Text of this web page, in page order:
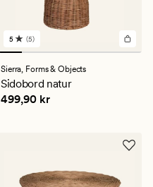
5
omdömen
med
ett
genomsnittligt
betyg
5 (5)
Sierra, Forms & Objects
Sidobord natur
Pris 499,90 kr
499,90 kr